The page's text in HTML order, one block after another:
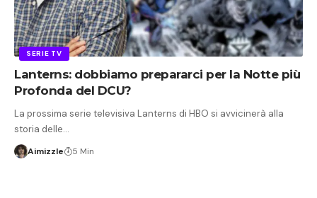
SERIE TV
Lanterns: dobbiamo prepararci per la Notte più
Profonda del DCU?
La prossima serie televisiva Lanterns di HBO si avvicinerà alla
storia delle…
Aimizzle 5 Min